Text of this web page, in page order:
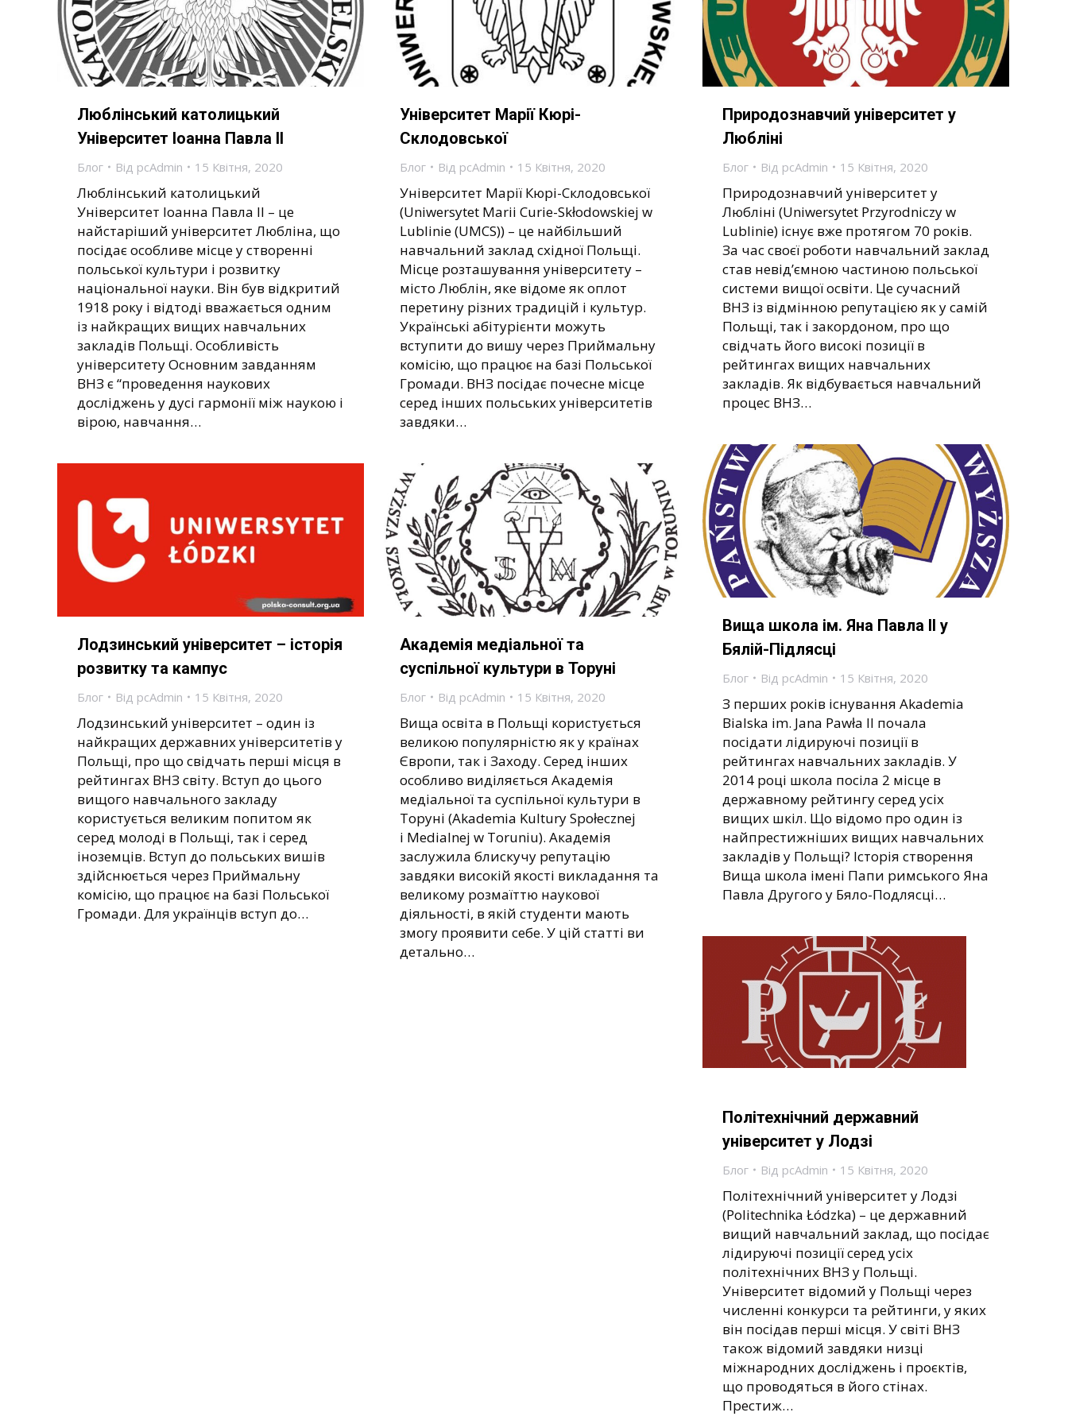
Люблінський католицький
Університет Іоанна Павла II
Блог Від pcAdmin 15 Квітня, 2020
Люблінський католицький
Університет Іоанна Павла II – це
найстаріший університет Любліна, що
посідає особливе місце у створенні
польської культури і розвитку
національної науки. Він був відкритий
1918 року і відтоді вважається одним
із найкращих вищих навчальних
закладів Польщі. Особливість
університету Основним завданням
ВНЗ є “проведення наукових
досліджень у дусі гармонії між наукою і
вірою, навчання…
Університет Марії Кюрі-
Склодовської
Блог Від pcAdmin 15 Квітня, 2020
Університет Марії Кюрі-Склодовської
(Uniwersytet Marii Curie-Skłodowskiej w
Lublinie (UMCS)) – це найбільший
навчальний заклад східної Польщі.
Місце розташування університету –
місто Люблін, яке відоме як оплот
перетину різних традицій і культур.
Українські абітурієнти можуть
вступити до вишу через Приймальну
комісію, що працює на базі Польської
Громади. ВНЗ посідає почесне місце
серед інших польських університетів
завдяки…
Природознавчий університет у
Любліні
Блог Від pcAdmin 15 Квітня, 2020
Природознавчий університет у
Любліні (Uniwersytet Przyrodniczy w
Lublinie) існує вже протягом 70 років.
За час своєї роботи навчальний заклад
став невід’ємною частиною польської
системи вищої освіти. Це сучасний
ВНЗ із відмінною репутацією як у самій
Польщі, так і закордоном, про що
свідчать його високі позиції в
рейтингах вищих навчальних
закладів. Як відбувається навчальний
процес ВНЗ…
Вища школа ім. Яна Павла II у
Бялій-Підлясці
Блог Від pcAdmin 15 Квітня, 2020
З перших років існування Akademia
Bialska im. Jana Pawła II почала
посідати лідируючі позиції в
рейтингах навчальних закладів. У
2014 році школа посіла 2 місце в
державному рейтингу серед усіх
вищих шкіл. Що відомо про один із
найпрестижніших вищих навчальних
закладів у Польщі? Історія створення
Вища школа імені Папи римського Яна
Павла Другого у Бяло-Подлясці…
Лодзинський університет – історія
розвитку та кампус
Блог Від pcAdmin 15 Квітня, 2020
Лодзинський університет – один із
найкращих державних університетів у
Польщі, про що свідчать перші місця в
рейтингах ВНЗ світу. Вступ до цього
вищого навчального закладу
користується великим попитом як
серед молоді в Польщі, так і серед
іноземців. Вступ до польських вишів
здійснюється через Приймальну
комісію, що працює на базі Польської
Громади. Для українців вступ до…
Академія медіальної та
суспільної культури в Торуні
Блог Від pcAdmin 15 Квітня, 2020
Вища освіта в Польщі користується
великою популярністю як у країнах
Європи, так і Заходу. Серед інших
особливо виділяється Академія
медіальної та суспільної культури в
Торуні (Akademia Kultury Społecznej
i Medialnej w Toruniu). Академія
заслужила блискучу репутацію
завдяки високій якості викладання та
великому розмаїттю наукової
діяльності, в якій студенти мають
змогу проявити себе. У цій статті ви
детально…
Політехнічний державний
університет у Лодзі
Блог Від pcAdmin 15 Квітня, 2020
Політехнічний університет у Лодзі
(Politechnika Łódzka) – це державний
вищий навчальний заклад, що посідає
лідируючі позиції серед усіх
політехнічних ВНЗ у Польщі.
Університет відомий у Польщі через
численні конкурси та рейтинги, у яких
він посідав перші місця. У світі ВНЗ
також відомий завдяки низці
міжнародних досліджень і проєктів,
що проводяться в його стінах.
Престиж…